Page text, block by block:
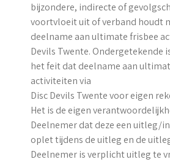
bijzondere, indirecte of
voortvloeit uit of verband houdt
deelname aan ultimate frisbee
Devils Twente. Ondergetekende
het feit dat deelname aan
activiteiten via
Disc Devils Twente voor eigen
Het is de eigen
Deelnemer dat deze een uitleg/
oplet tijdens de uitleg en de
Deelnemer is verplicht uitleg te